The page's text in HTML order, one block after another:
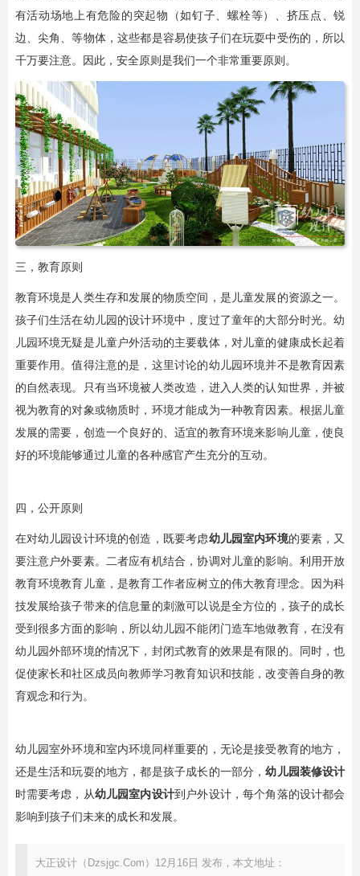
有活动场地上有危险的突起物（如钉子、螺栓等）、挤压点、锐
边、尖角、等物体，这些都是容易使孩子们在玩耍中受伤的，所以
千万要注意。因此，安全原则是我们一个非常重要原则。
三，教育原则
教育环境是人类生存和发展的物质空间，是儿童发展的资源之一。
孩子们生活在幼儿园的设计环境中，度过了童年的大部分时光。幼
儿园环境无疑是儿童户外活动的主要载体，对儿童的健康成长起着
重要作用。值得注意的是，这里讨论的幼儿园环境并不是教育因素
的自然表现。只有当环境被人类改造，进入人类的认知世界，并被
视为教育的对象或物质时，环境才能成为一种教育因素。根据儿童
发展的需要，创造一个良好的、适宜的教育环境来影响儿童，使良
好的环境能够通过儿童的各种感官产生充分的互动。
四，公开原则
在对幼儿园设计环境的创造，既要考虑幼儿园室内环境的要素，又
要注意户外要素。二者应有机结合，协调对儿童的影响。利用开放
教育环境教育儿童，是教育工作者应树立的伟大教育理念。因为科
技发展给孩子带来的信息量的刺激可以说是全方位的，孩子的成长
受到很多方面的影响，所以幼儿园不能闭门造车地做教育，在没有
幼儿园外部环境的情况下，封闭式教育的效果是有限的。同时，也
促使家长和社区成员向教师学习教育知识和技能，改变善自身的教
育观念和行为。
幼儿园室外环境和室内环境同样重要的，无论是接受教育的地方，
还是生活和玩耍的地方，都是孩子成长的一部分，幼儿园装修设计
时需要考虑，从幼儿园室内设计到户外设计，每个角落的设计都会
影响到孩子们未来的成长和发展。
大正设计（Dzsjgc.Com）12月16日 发布，本文地址：